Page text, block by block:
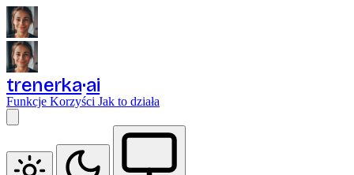
trenerka ai
Funkcje Korzyści Jak to działa